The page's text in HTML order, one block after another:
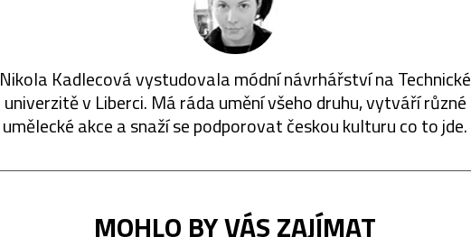
Nikola Kadlecová vystudovala módní návrhářství na Technické
univerzitě v Liberci. Má ráda umění všeho druhu, vytváří různé
umělecké akce a snaží se podporovat českou kulturu co to jde.
MOHLO BY VÁS ZAJÍMAT